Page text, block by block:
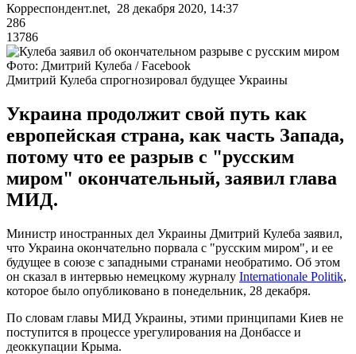
Корреспондент.net, 28 декабря 2020, 14:37
286
13786
Фото: Дмитрий Кулеба / Facebook
Дмитрий Кулеба спрогнозировал будущее Украины
Украина продолжит свой путь как
европейская страна, как часть Запада,
потому что ее разрыв с "русским
миром" окончательный, заявил глава
МИД.
Министр иностранных дел Украины Дмитрий Кулеба заявил,
что Украина окончательно порвала с "русским миром", и ее
будущее в союзе с западными странами необратимо. Об этом
он сказал в интервью немецкому журналу Internationale Politik,
которое было опубликовано в понедельник, 28 декабря.
По словам главы МИД Украины, этими принципами Киев не
поступится в процессе урегулирования на Донбассе и
деоккупации Крыма.